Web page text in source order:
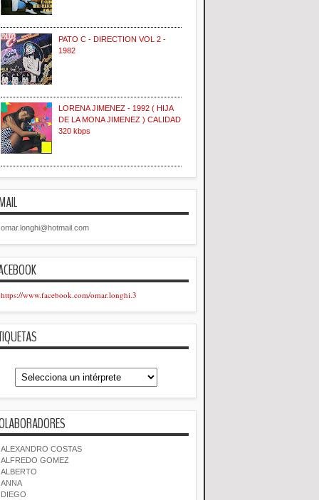
PATO C - DIRECTION VOL 2 -
1982
LORENA JIMENEZ - 1992 ( HIJA
DE LA MONA JIMENEZ ) CALIDAD
320 kbps
omar.longhi@hotmail.com
https://www.facebook.com/omar.longhi.3
ALEXANDRO COSTAS
ALFREDO GOMEZ
ALBERTO
ANNA
DIEGO